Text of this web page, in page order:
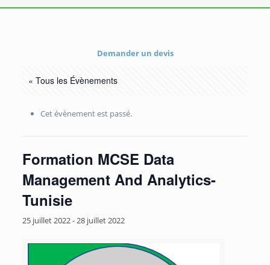
Demander un devis
« Tous les Évènements
Cet évènement est passé.
Formation MCSE Data
Management And Analytics-
Tunisie
25 juillet 2022-28 juillet 2022